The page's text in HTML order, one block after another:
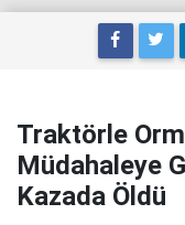
Traktörle
Müdahaleye
Kazada Öldü